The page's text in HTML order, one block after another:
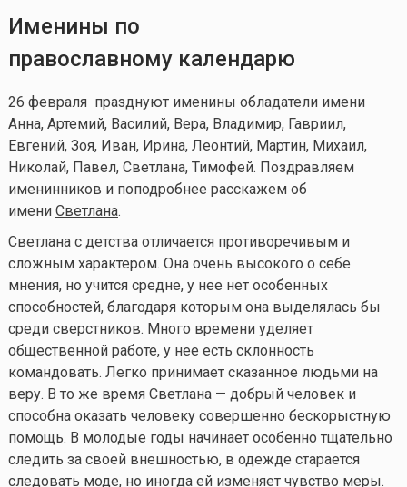
Именины по
православному календарю
26 февраля празднуют именины обладатели имени
Анна, Артемий, Василий, Вера, Владимир, Гавриил,
Евгений, Зоя, Иван, Ирина, Леонтий, Мартин, Михаил,
Николай, Павел, Светлана, Тимофей. Поздравляем
именинников и поподробнее расскажем об
имени Светлана.
Светлана с детства отличается противоречивым и
сложным характером. Она очень высокого о себе
мнения, но учится средне, у нее нет особенных
способностей, благодаря которым она выделялась бы
среди сверстников. Много времени уделяет
общественной работе, у нее есть склонность
командовать. Легко принимает сказанное людьми на
веру. В то же время Светлана — добрый человек и
способна оказать человеку совершенно бескорыстную
помощь. В молодые годы начинает особенно тщательно
следить за своей внешностью, в одежде старается
следовать моде, но иногда ей изменяет чувство меры.